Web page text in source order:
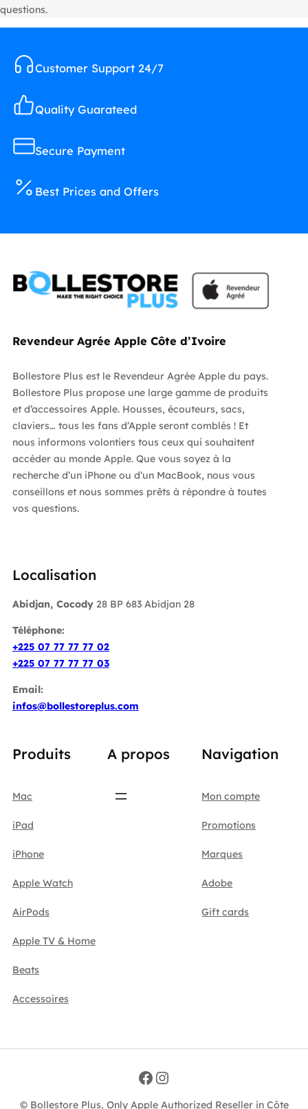
questions.
Customer Support 24/7
Quality Guarateed
Secure Payment
Best Prices and Offers
Revendeur Agrée Apple Côte d’Ivoire
Bollestore Plus est le Revendeur Agrée Apple du pays.
Bollestore Plus propose une large gamme de produits
et d’accessoires Apple. Housses, écouteurs, sacs,
claviers… tous les fans d’Apple seront comblés ! Et
nous informons volontiers tous ceux qui souhaitent
accéder au monde Apple. Que vous soyez à la
recherche d’un iPhone ou d’un MacBook, nous vous
conseillons et nous sommes prêts à répondre à toutes
vos questions.
Localisation
Abidjan, Cocody28 BP 683 Abidjan 28
Téléphone:
+225 07 77 77 77 02
+225 07 77 77 77 03
Email:
infos@bollestoreplus.com
Produits
Mac
iPad
iPhone
Apple Watch
AirPods
Apple TV & Home
Beats
Accessoires
A propos Navigation
Mon compte
Promotions
Marques
Adobe
Gift cards
Facebook Instagram
© Bollestore Plus, Only Apple Authorized Reseller in Côte